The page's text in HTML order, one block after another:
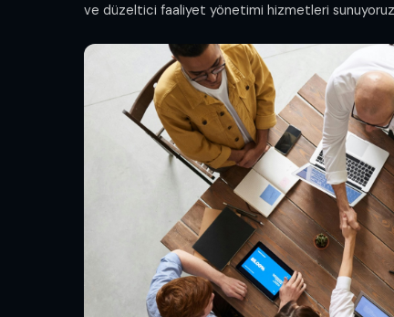
ve düzeltici faaliyet yönetimi hizmetleri